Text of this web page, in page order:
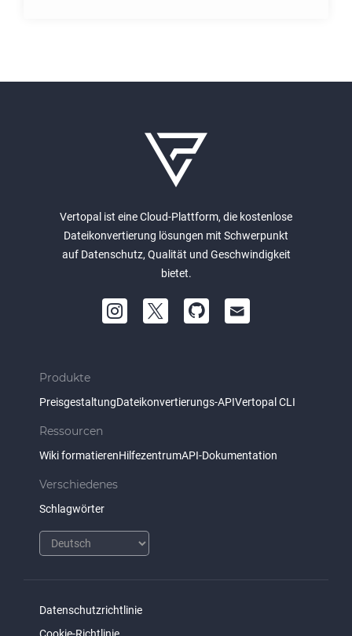
Vertopal ist eine Cloud-Plattform, die kostenlose
Dateikonvertierung lösungen mit Schwerpunkt
auf Datenschutz, Qualität und Geschwindigkeit
bietet.
Produkte
PreisgestaltungDateikonvertierungs-APIVertopal CLI
Ressourcen
Wiki formatierenHilfezentrumAPI-Dokumentation
Verschiedenes
Schlagwörter
Datenschutzrichtlinie